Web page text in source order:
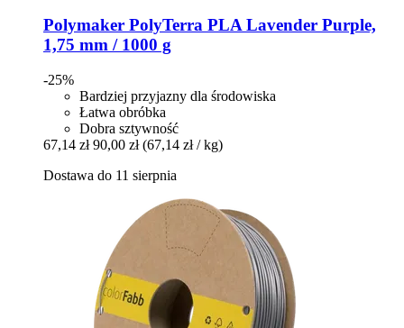
Polymaker PolyTerra PLA Lavender Purple,
1,75 mm / 1000 g
-25%
Bardziej przyjazny dla środowiska
Łatwa obróbka
Dobra sztywność
67,14 zł 90,00 zł (67,14 zł / kg)
Dostawa do 11 sierpnia